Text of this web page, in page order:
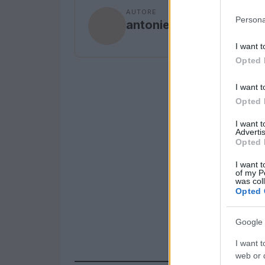
I want
Opted
I want
Opted
I want
Opted
I want
of my
was
Opted
Google
I want
web or
AUTORE
antonietta.usardi